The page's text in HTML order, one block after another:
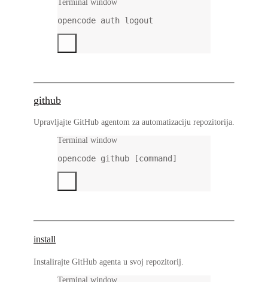
Terminal window
opencode auth logout
github
Upravljajte GitHub agentom za automatizaciju repozitorija.
Terminal window
opencode github [command]
install
Instalirajte GitHub agenta u svoj repozitorij.
Terminal window